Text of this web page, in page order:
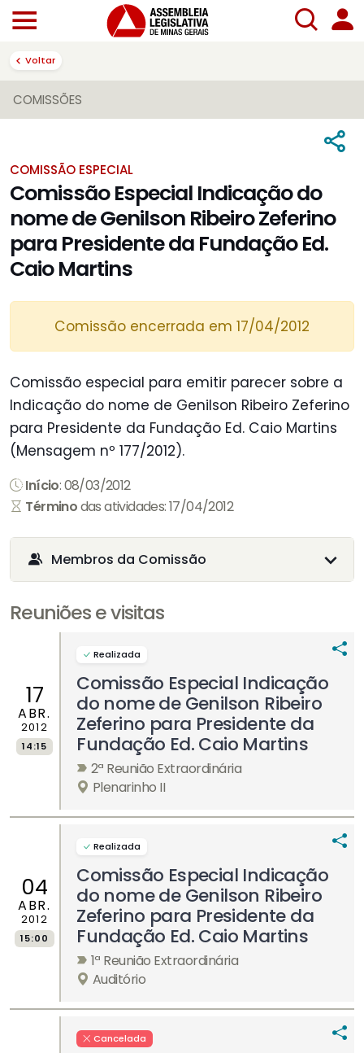
Voltar
COMISSÕES
COMISSÃO ESPECIAL
Comissão Especial Indicação do
nome de Genilson Ribeiro Zeferino
para Presidente da Fundação Ed.
Caio Martins
Comissão encerrada em 17/04/2012
Comissão especial para emitir parecer sobre a
Indicação do nome de Genilson Ribeiro Zeferino
para Presidente da Fundação Ed. Caio Martins
(Mensagem nº 177/2012).
Início: 08/03/2012
Términodas atividades: 17/04/2012
Membros da Comissão
Reuniões e visitas
17
ABR.
2012
14:15
Realizada
Comissão Especial Indicação
do nome de Genilson Ribeiro
Zeferino para Presidente da
Fundação Ed. Caio Martins
2ª Reunião Extraordinária
Plenarinho II
04
ABR.
2012
15:00
Realizada
Comissão Especial Indicação
do nome de Genilson Ribeiro
Zeferino para Presidente da
Fundação Ed. Caio Martins
1ª Reunião Extraordinária
Auditório
Cancelada